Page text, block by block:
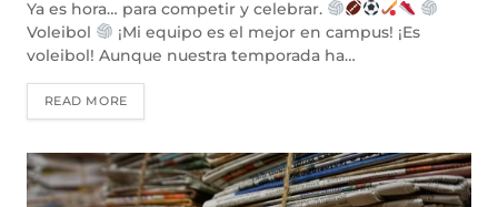
Ya es hora… para competir y celebrar.
Voleibol
¡Mi equipo es el mejor en campus! ¡Es
voleibol! Aunque nuestra temporada ha…
READ MORE